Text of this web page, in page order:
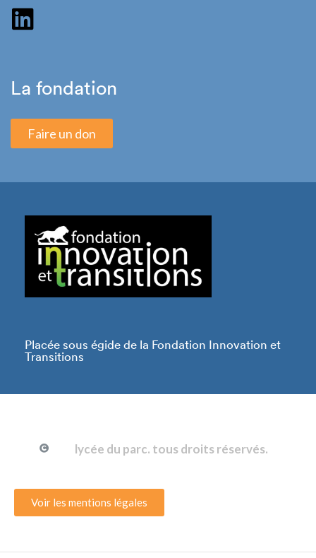
La fondation
Faire un don
Placée sous égide de la Fondation Innovation et
Transitions
lycée du parc. tous droits réservés.
Voir les mentions légales